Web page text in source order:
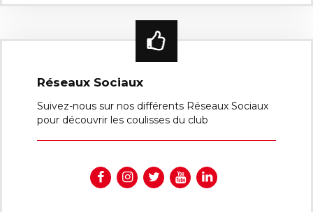
Réseaux Sociaux
Suivez-nous sur nos différents Réseaux Sociaux
pour découvrir les coulisses du club